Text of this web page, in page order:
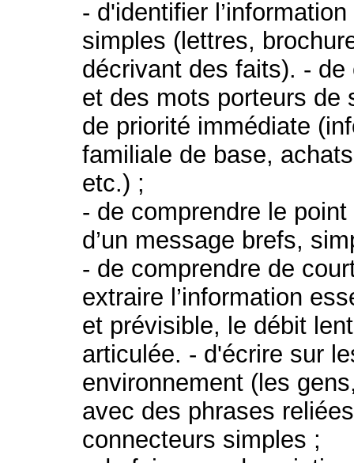
- d'identifier
simples (lettres,
décrivant des faits). -
et des mots porteurs de
de priorité immédiate
familiale de base,
etc.) ;
- de comprendre le
d’un message brefs,
- de comprendre de
extraire l’information
et prévisible, le débit
articulée. - d'écrire sur
environnement (les
avec des phrases
connecteurs simples ;